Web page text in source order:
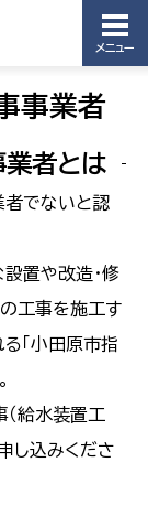
メニュー
事業者
者とは
者でないと認
置や改造・修
工事を施工す
「小田原市指
（給水装置工
し込みくださ